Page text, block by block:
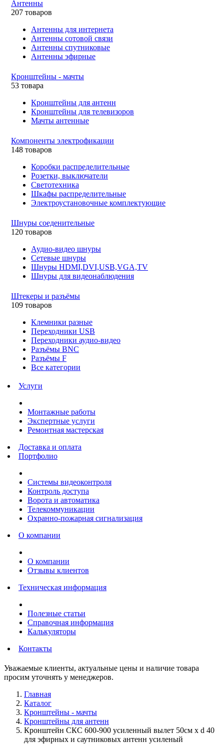
Антенны
207 товаров
Антенны для интернета
Антенны сотовой связи
Антенны спутниковые
Антенны эфирные
Кронштейны - мачты
53 товара
Кронштейны для антенн
Кронштейны для телевизоров
Мачты антенные
Компоненты электрофикации
148 товаров
Коробки распределительные
Розетки, выключатели
Светотехника
Шкафы распределительные
Электроустановочные комплектующие
Шнуры соеденительные
120 товаров
Аудио-видео шнуры
Сетевые шнуры
Шнуры HDMI,DVI,USB,VGA,TV
Шнуры для видеонаблюдения
Штекеры и разъёмы
109 товаров
Клемники разные
Переходники USB
Переходники аудио-видео
Разъёмы BNC
Разъёмы F
Все категории
Услуги
Монтажные работы
Экспертные услуги
Ремонтная мастерская
Доставка и оплата
Портфолио
Системы видеоконтроля
Контроль доступа
Ворота и автоматика
Телекоммуникации
Охранно-пожарная сигнализация
О компании
О компании
Отзывы клиентов
Техническая информация
Полезные статьи
Справочная информация
Калькуляторы
Контакты
Уважаемые клиенты, актуальные цены и наличие товара
просим уточнять у менеджеров.
Главная
Каталог
Кронштейны - мачты
Кронштейны для антенн
Кронштейн СКС 600-900 усиленный вылет 50см x d 40
для эфирных и саутниковых антенн усиленый